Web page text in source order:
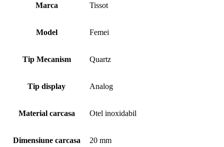
Marca Tissot
Model Femei
Tip Mecanism Quartz
Tip display Analog
Material carcasa Otel inoxidabil
Dimensiune carcasa 20 mm